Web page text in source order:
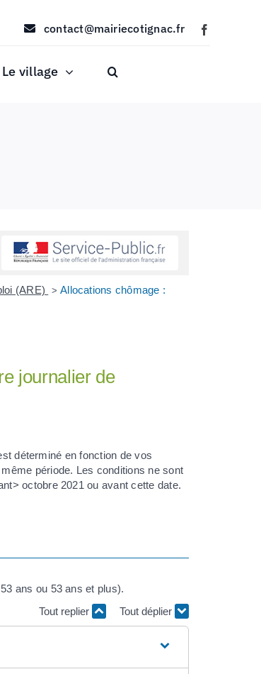
contact@mairiecotignac.fr
Le village
(ARE) > Allocations chômage :
journalier de
déterminé en fonction de vos
période. Les conditions ne sont
octobre 2021 ou avant cette date.
ans ou 53 ans et plus).
Tout replier
Tout déplier